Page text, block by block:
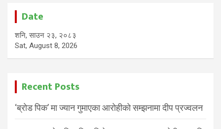
Date
शनि, साउन २३, २०८३
Sat, August 8, 2026
Recent Posts
‘ब्रोड पिक’ मा ज्यान गुमाएका आरोहीको सम्झनामा दीप प्रज्वलन